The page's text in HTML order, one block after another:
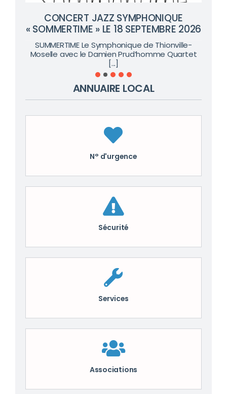
CONCERT JAZZ SYMPHONIQUE
« SOMMERTIME » LE 18 SEPTEMBRE 2026
SUMMERTIME Le Symphonique de Thionville-
Moselle avec le Damien Prud’homme Quartet
[...]
ANNUAIRE LOCAL
N° d'urgence
Sécurité
Services
Associations